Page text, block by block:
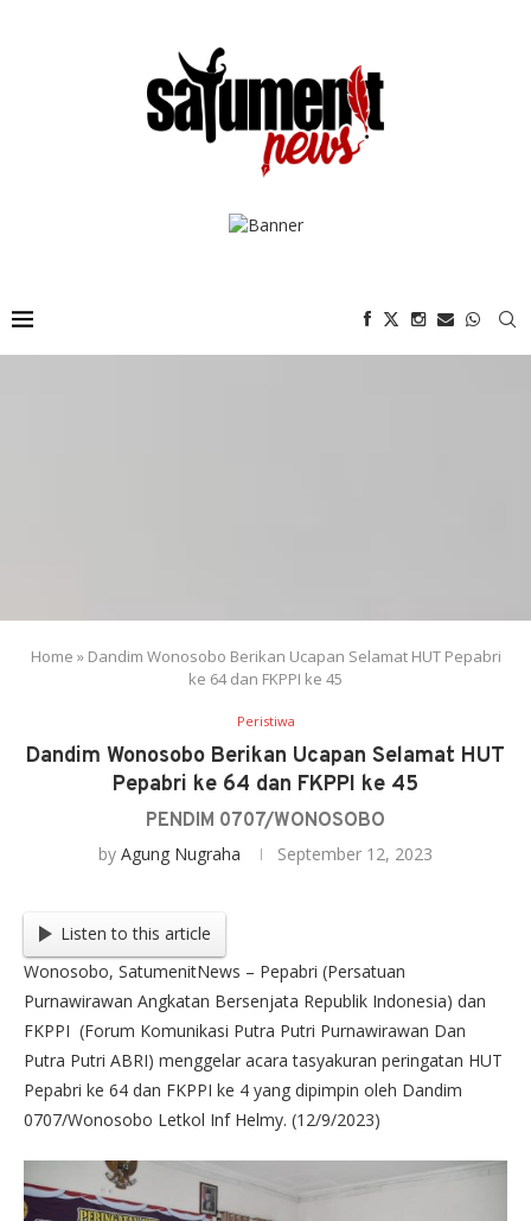
Home » Dandim Wonosobo Berikan Ucapan Selamat HUT Pepabri
ke 64 dan FKPPI ke 45
Peristiwa
Dandim Wonosobo Berikan Ucapan Selamat HUT
Pepabri ke 64 dan FKPPI ke 45
PENDIM 0707/WONOSOBO
by Agung Nugraha September 12, 2023
Listen to this article
Wonosobo, SatumenitNews – Pepabri (Persatuan
Purnawirawan Angkatan Bersenjata Republik Indonesia) dan
FKPPI (Forum Komunikasi Putra Putri Purnawirawan Dan
Putra Putri ABRI) menggelar acara tasyakuran peringatan HUT
Pepabri ke 64 dan FKPPI ke 4 yang dipimpin oleh Dandim
0707/Wonosobo Letkol Inf Helmy. (12/9/2023)